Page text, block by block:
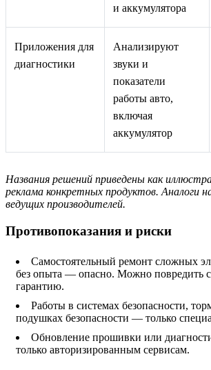
и аккумулятора
Приложения для
диагностики
Анализируют
звуки и
показатели
работы авто,
включая
аккумулятор
Названия решений приведены как
реклама конкретных продуктов. Аналоги
ведущих производителей.
Противопоказания и риски
Самостоятельный ремонт сложных
без опыта — опасно. Можно повредить
гарантию.
Работы в системах безопасности,
подушках безопасности — только
Обновление прошивки или
только авторизированным сервисам.